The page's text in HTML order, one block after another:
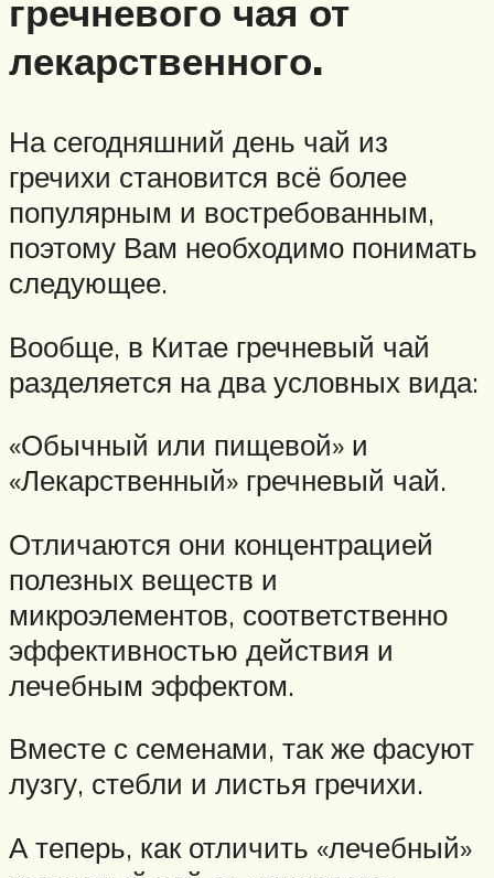
гречневого чая от
лекарственного.
На сегодняшний день чай из
гречихи становится всё более
популярным и востребованным,
поэтому Вам необходимо понимать
следующее.
Вообще, в Китае гречневый чай
разделяется на два условных вида:
«Обычный или пищевой» и
«Лекарственный» гречневый чай.
Отличаются они концентрацией
полезных веществ и
микроэлементов, соответственно
эффективностью действия и
лечебным эффектом.
Вместе с семенами, так же фасуют
лузгу, стебли и листья гречихи.
А теперь, как отличить «лечебный»